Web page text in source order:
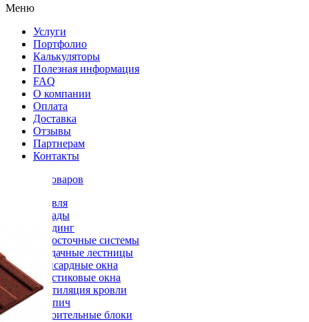
Меню
Услуги
Портфолио
Калькуляторы
Полезная информация
FAQ
О компании
Оплата
Доставка
Отзывы
Партнерам
Контакты
Каталог товаров
Кровля
Фасады
Сайдинг
Водосточные системы
Чердачные лестницы
Мансардные окна
Пластиковые окна
Вентиляция кровли
Кирпич
Строительные блоки